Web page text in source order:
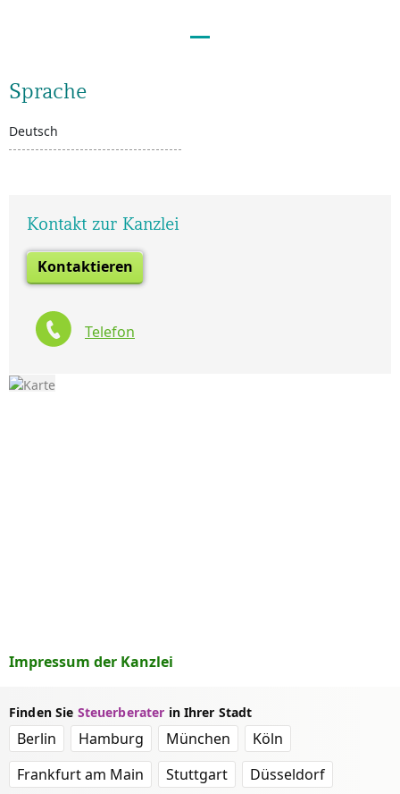
Sprache
Deutsch
Kontakt zur Kanzlei
Kontaktieren
Telefon
Impressum der Kanzlei
Finden Sie Steuerberater in Ihrer Stadt
Berlin Hamburg München
Köln
Frankfurt am Main
Stuttgart
Düsseldorf